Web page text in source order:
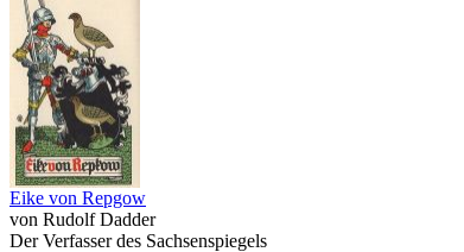
Eike von Repgow
von Rudolf Dadder
Der Verfasser des Sachsenspiegels